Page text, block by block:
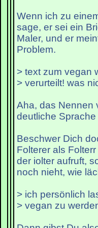
Wenn ich zu
sage, er sei ein
Maler, und er
Problem.
> text zum vegan
> verurteilt! was
Aha, das Nennen
deutliche
Beschwer Dich
Folterer als
der iolter aufruft,
noch nieht, wie
> ich persönlich
> vegan zu